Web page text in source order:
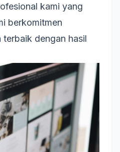
kami yang
berkomitmen
terbaik dengan hasil